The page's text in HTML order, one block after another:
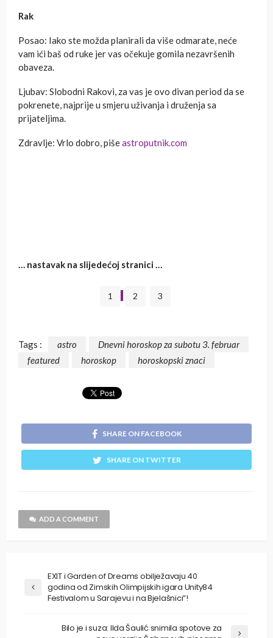
Rak
Posao: Iako ste možda planirali da više odmarate, neće
vam ići baš od ruke jer vas očekuje gomila nezavršenih
obaveza.
Ljubav: Slobodni Rakovi, za vas je ovo divan period da se
pokrenete, najprije u smjeru uživanja i druženja sa
prijateljima.
Zdravlje: Vrlo dobro, pišeastroputnik.com
… nastavak na slijedećoj stranici …
1 2 3
Tags : astro
Dnevni horoskop za subotu 3. februar
featured
horoskop horoskopski znaci
SHARE ON FACEBOOK
SHARE ON TWITTER
ADD A COMMENT
EXIT i Garden of Dreams obilježavaju 40
godina od Zimskih Olimpijskih igara Unity84
Festivalom u Sarajevu i na Bjelašnici”!
Bilo je i suza: Ilda Šaulić snimila spotove za